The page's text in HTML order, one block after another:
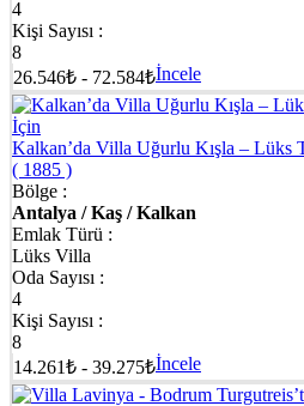
4
Kişi Sayısı :
8
26.546₺ - 72.584₺İncele
Kalkan’da Villa Uğurlu Kışla – Lüks
( 1885 )
Bölge :
Antalya / Kaş / Kalkan
Emlak Türü :
Lüks Villa
Oda Sayısı :
4
Kişi Sayısı :
8
14.261₺ - 39.275₺İncele